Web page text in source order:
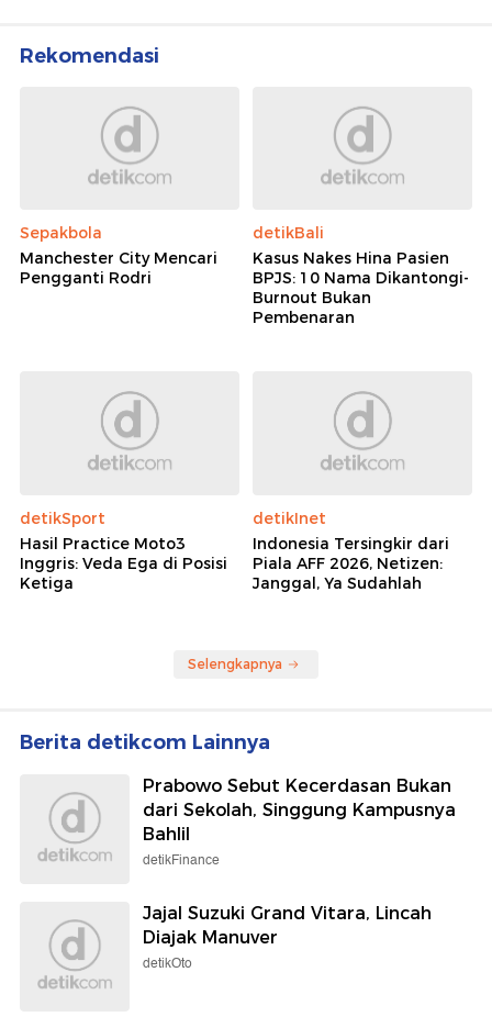
Rekomendasi
Sepakbola
Manchester City Mencari
Pengganti Rodri
detikBali
Kasus Nakes Hina Pasien
BPJS: 10 Nama Dikantongi-
Burnout Bukan
Pembenaran
detikSport
Hasil Practice Moto3
Inggris: Veda Ega di Posisi
Ketiga
detikInet
Indonesia Tersingkir dari
Piala AFF 2026, Netizen:
Janggal, Ya Sudahlah
Selengkapnya
Berita detikcom Lainnya
Prabowo Sebut Kecerdasan Bukan
dari Sekolah, Singgung Kampusnya
Bahlil
detikFinance
Jajal Suzuki Grand Vitara, Lincah
Diajak Manuver
detikOto